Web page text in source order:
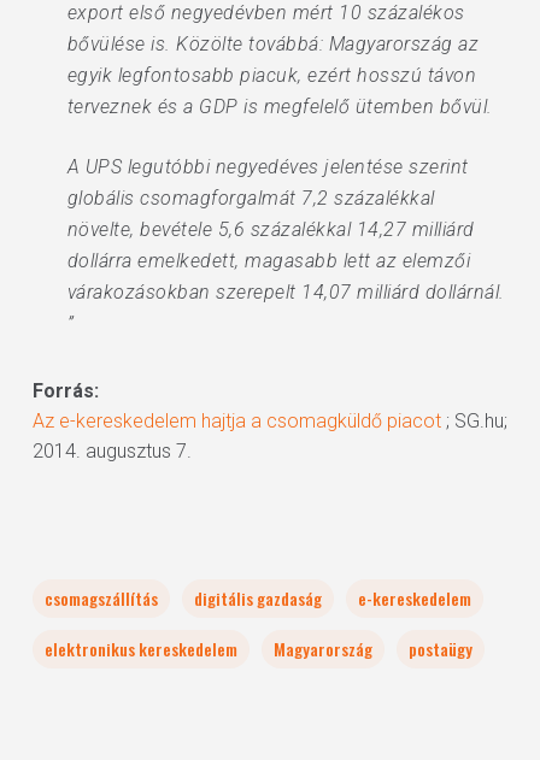
export első negyedévben mért 10 százalékos
bővülése is. Közölte továbbá: Magyarország az
egyik legfontosabb piacuk, ezért hosszú távon
terveznek és a GDP is megfelelő ütemben bővül.
A UPS legutóbbi negyedéves jelentése szerint
globális csomagforgalmát 7,2 százalékkal
növelte, bevétele 5,6 százalékkal 14,27 milliárd
dollárra emelkedett, magasabb lett az elemzői
várakozásokban szerepelt 14,07 milliárd dollárnál.
”
Forrás:
Az e-kereskedelem hajtja a csomagküldő piacot ; SG.hu;
2014. augusztus 7.
csomagszállítás digitális gazdaság
e-kereskedelem
elektronikus kereskedelem
Magyarország postaügy